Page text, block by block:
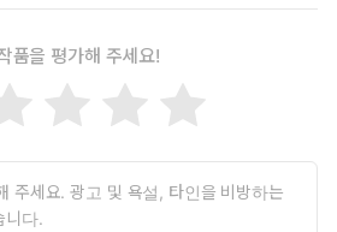
품을 평가해 주세요!